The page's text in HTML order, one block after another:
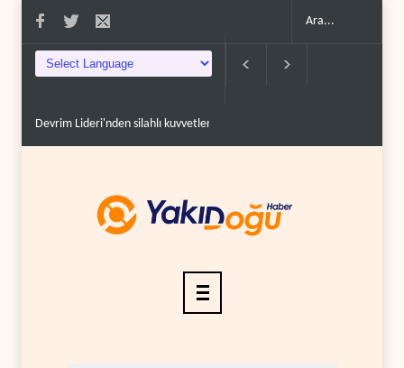
at.. ABD'li Senatör: Amerika zayıfladı, İran güçlendi..